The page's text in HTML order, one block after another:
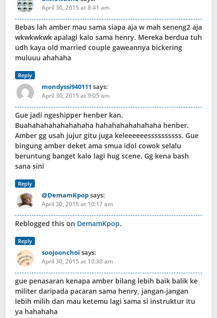
April 30, 2015 at 8:41 am
Bebas lah amber mau sama siapa aja w mah seneng2 aja
wkwkwkwk apalagi kalo sama henry. Mereka berdua tuh
udh kaya old married couple gaweannya bickering
muluuu ahahaha
Reply
mondyssi940111 says:
April 30, 2015 at 9:05 am
Gue jadi ngeshipper henber kan.
Buahahahahahahahaha hahahahahahahaha henber.
Amber gg usah jujur gitu juga keleeeeeessssssssss. Gue
bingung amber deket ama smua idol cowok selalu
beruntung banget kalo lagi hug scene. Gg kena bash
sana sini
Reply
@DemamKpopsays:
April 30, 2015 at 10:17 am
Reblogged this on DemamKpop.
Reply
soojoonchoi says:
April 30, 2015 at 10:30 am
gue penasaran kenapa amber bilang lebih baik balik ke
militer daripada pacaran sama henry, jangan-jangan
lebih milih dan mau ketemu lagi sama si instruktur itu
ya hahahaha